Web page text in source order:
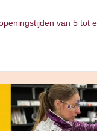
van 5 tot